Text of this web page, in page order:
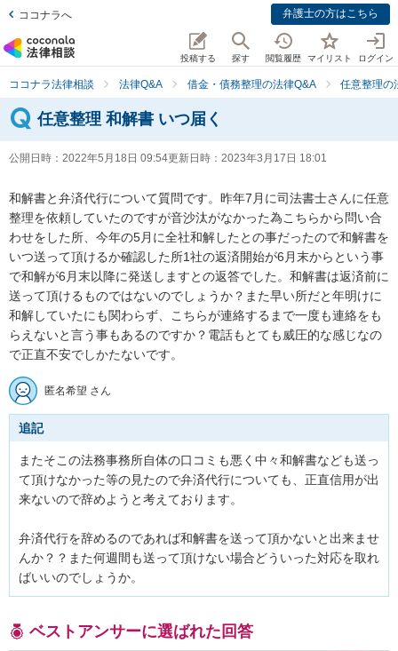
ココナラへ 弁護士の方はこちら
投稿する 探す 閲覧履歴 マイリスト ログイン
ココナラ法律相談 法律Q&A 借金・債務整理の法律Q&A 任意整理の
任意整理 和解書 いつ届く
公開日時： 2022年5月18日 09:54更新日時： 2023年3月17日 18:01
和解書と弁済代行について質問です。昨年7月に司法書士さんに任意
整理を依頼していたのですが音沙汰がなかった為こちらから問い合
わせをした所、今年の5月に全社和解したとの事だったので和解書を
いつ送って頂けるか確認した所1社の返済開始が6月末からという事
で和解が6月末以降に発送しますとの返答でした。和解書は返済前に
送って頂けるものではないのでしょうか？また早い所だと年明けに
和解していたにも関わらず、こちらが連絡するまで一度も連絡をも
らえないと言う事もあるのですか？電話もとても威圧的な感じなの
で正直不安でしかたないです。
匿名希望 さん
追記
またそこの法務事務所自体の口コミも悪く中々和解書なども送っ
て頂けなかった等の見たので弁済代行についても、正直信用が出
来ないので辞めようと考えております。
弁済代行を辞めるのであれば和解書を送って頂かないと出来ませ
んか？？また何週間も送って頂けない場合どういった対応を取れ
ばいいのでしょうか。
ベストアンサーに選ばれた回答